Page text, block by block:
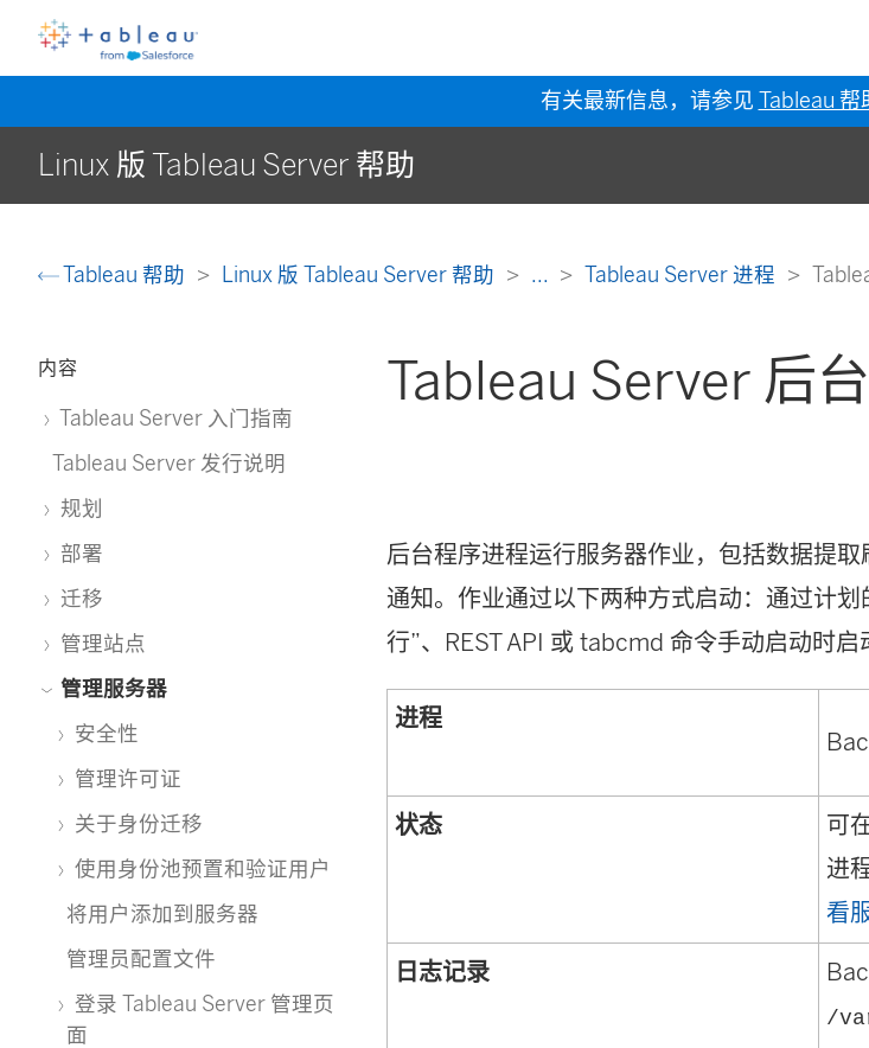
有关最新信息，请参见 Tableau
Linux 版 Tableau Server 帮助
Tableau 帮助 Linux 版 Tableau Server 帮助 ... Tableau Server 进程
内容
Tableau Server 入门指南
Tableau Server 发行说明
规划
部署
迁移
管理站点
管理服务器
安全性
管理许可证
关于身份迁移
使用身份池预置和验证用户
将用户添加到服务器
管理员配置文件
登录 Tableau Server 管理页
面
Tableau Server 后
后台程序进程运行服务器作业，包括数据提
通知。作业通过以下两种方式启动：通过计
行”、REST API 或 tabcmd 命令手动启动时启
进程
状态 可
进
看
日志记录
/